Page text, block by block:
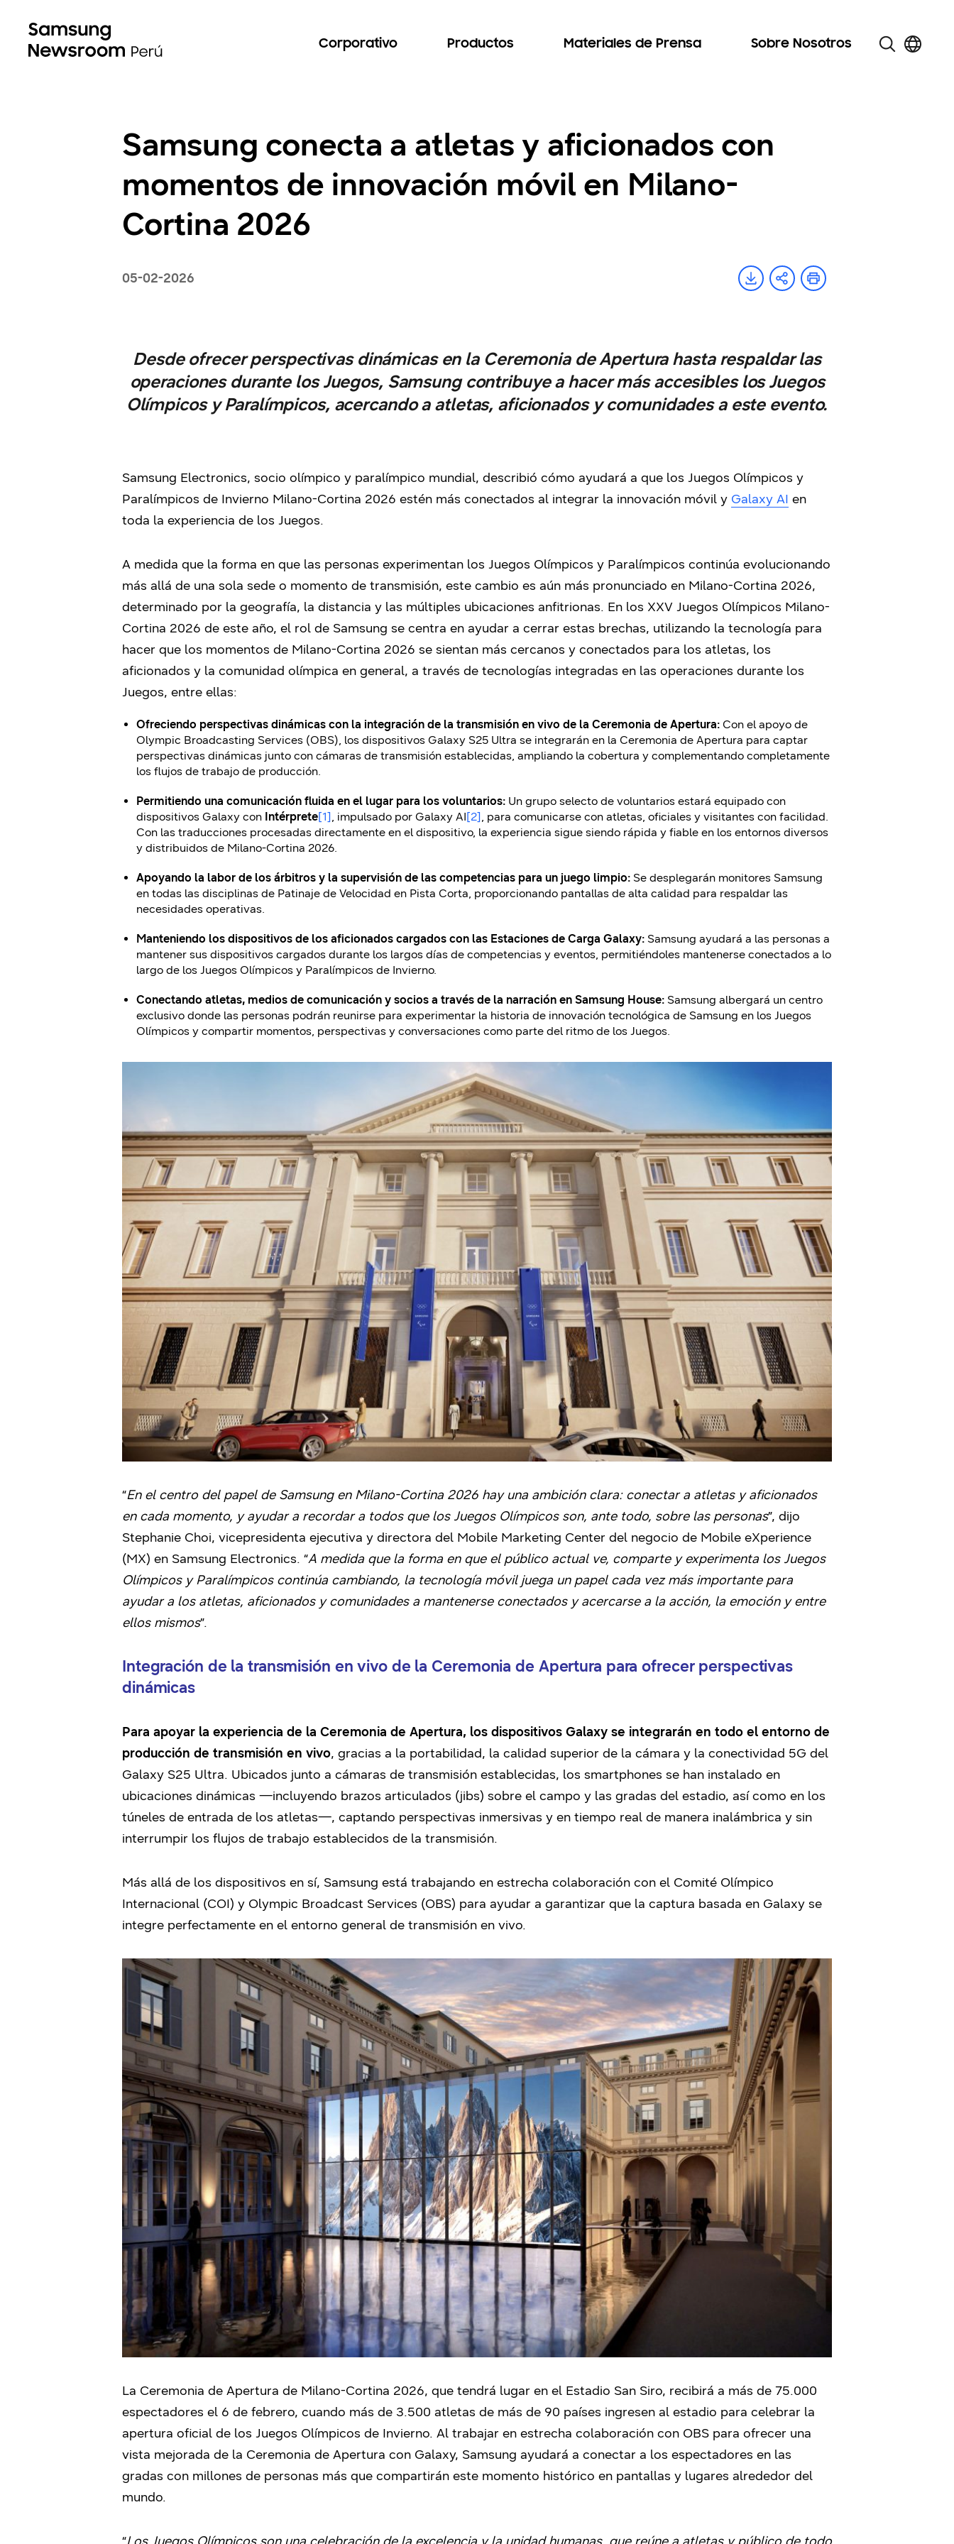
Corporativo Productos Materiales de Prensa Sobre Nosotros
Samsung conecta a atletas y aficionados con
momentos de innovación móvil en Milano-
Cortina 2026
05-02-2026
Desde ofrecer perspectivas dinámicas en la Ceremonia de Apertura hasta respaldar las
operaciones durante los Juegos, Samsung contribuye a hacer más accesibles los Juegos
Olímpicos y Paralímpicos, acercando a atletas, aficionados y comunidades a este evento.
Samsung Electronics, socio olímpico y paralímpico mundial, describió cómo ayudará a que los Juegos Olímpicos y
Paralímpicos de Invierno Milano-Cortina 2026 estén más conectados al integrar la innovación móvil y Galaxy AI en
toda la experiencia de los Juegos.
A medida que la forma en que las personas experimentan los Juegos Olímpicos y Paralímpicos continúa evolucionando
más allá de una sola sede o momento de transmisión, este cambio es aún más pronunciado en Milano-Cortina 2026,
determinado por la geografía, la distancia y las múltiples ubicaciones anfitrionas. En los XXV Juegos Olímpicos Milano-
Cortina 2026 de este año, el rol de Samsung se centra en ayudar a cerrar estas brechas, utilizando la tecnología para
hacer que los momentos de Milano-Cortina 2026 se sientan más cercanos y conectados para los atletas, los
aficionados y la comunidad olímpica en general, a través de tecnologías integradas en las operaciones durante los
Juegos, entre ellas:
Ofreciendo perspectivas dinámicas con la integración de la transmisión en vivo de la Ceremonia de Apertura: Con el apoyo de
Olympic Broadcasting Services (OBS), los dispositivos Galaxy S25 Ultra se integrarán en la Ceremonia de Apertura para captar
perspectivas dinámicas junto con cámaras de transmisión establecidas, ampliando la cobertura y complementando completamente
los flujos de trabajo de producción.
Permitiendo una comunicación fluida en el lugar para los voluntarios: Un grupo selecto de voluntarios estará equipado con
dispositivos Galaxy con Intérprete[1], impulsado por Galaxy AI[2], para comunicarse con atletas, oficiales y visitantes con facilidad.
Con las traducciones procesadas directamente en el dispositivo, la experiencia sigue siendo rápida y fiable en los entornos diversos
y distribuidos de Milano-Cortina 2026.
Apoyando la labor de los árbitros y la supervisión de las competencias para un juego limpio: Se desplegarán monitores Samsung
en todas las disciplinas de Patinaje de Velocidad en Pista Corta, proporcionando pantallas de alta calidad para respaldar las
necesidades operativas.
Manteniendo los dispositivos de los aficionados cargados con las Estaciones de Carga Galaxy: Samsung ayudará a las personas a
mantener sus dispositivos cargados durante los largos días de competencias y eventos, permitiéndoles mantenerse conectados a lo
largo de los Juegos Olímpicos y Paralímpicos de Invierno.
Conectando atletas, medios de comunicación y socios a través de la narración en Samsung House: Samsung albergará un centro
exclusivo donde las personas podrán reunirse para experimentar la historia de innovación tecnológica de Samsung en los Juegos
Olímpicos y compartir momentos, perspectivas y conversaciones como parte del ritmo de los Juegos.
“En el centro del papel de Samsung en Milano-Cortina 2026 hay una ambición clara: conectar a atletas y aficionados
en cada momento, y ayudar a recordar a todos que los Juegos Olímpicos son, ante todo, sobre las personas”, dijo
Stephanie Choi, vicepresidenta ejecutiva y directora del Mobile Marketing Center del negocio de Mobile eXperience
(MX) en Samsung Electronics. “A medida que la forma en que el público actual ve, comparte y experimenta los Juegos
Olímpicos y Paralímpicos continúa cambiando, la tecnología móvil juega un papel cada vez más importante para
ayudar a los atletas, aficionados y comunidades a mantenerse conectados y acercarse a la acción, la emoción y entre
ellos mismos”.
Integración de la transmisión en vivo de la Ceremonia de Apertura para ofrecer perspectivas
dinámicas
Para apoyar la experiencia de la Ceremonia de Apertura, los dispositivos Galaxy se integrarán en todo el entorno de
producción de transmisión en vivo, gracias a la portabilidad, la calidad superior de la cámara y la conectividad 5G del
Galaxy S25 Ultra. Ubicados junto a cámaras de transmisión establecidas, los smartphones se han instalado en
ubicaciones dinámicas —incluyendo brazos articulados (jibs) sobre el campo y las gradas del estadio, así como en los
túneles de entrada de los atletas—, captando perspectivas inmersivas y en tiempo real de manera inalámbrica y sin
interrumpir los flujos de trabajo establecidos de la transmisión.
Más allá de los dispositivos en sí, Samsung está trabajando en estrecha colaboración con el Comité Olímpico
Internacional (COI) y Olympic Broadcast Services (OBS) para ayudar a garantizar que la captura basada en Galaxy se
integre perfectamente en el entorno general de transmisión en vivo.
La Ceremonia de Apertura de Milano-Cortina 2026, que tendrá lugar en el Estadio San Siro, recibirá a más de 75.000
espectadores el 6 de febrero, cuando más de 3.500 atletas de más de 90 países ingresen al estadio para celebrar la
apertura oficial de los Juegos Olímpicos de Invierno. Al trabajar en estrecha colaboración con OBS para ofrecer una
vista mejorada de la Ceremonia de Apertura con Galaxy, Samsung ayudará a conectar a los espectadores en las
gradas con millones de personas más que compartirán este momento histórico en pantallas y lugares alrededor del
mundo.